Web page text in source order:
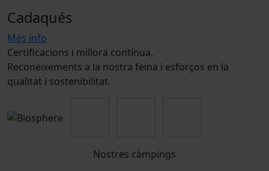
Cadaqués
Més info
Certificacions i millora contínua.
Reconeixements a la nostra feina i esforços en la
qualitat i sostenibilitat.
Nostres càmpings